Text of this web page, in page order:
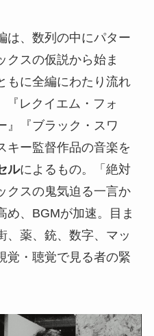
は、数列の中にパター
クスの仮説から始ま
もに全編にわたり流れ
『レクイエム・フォ
』『ブラック・スワ
キー監督作品の音楽を
ルによるもの。「絶対
クスの鬼気迫る一言か
め、BGMが加速。目ま
、薬、銃、数字、マッ
覚・聴覚で見る者の緊